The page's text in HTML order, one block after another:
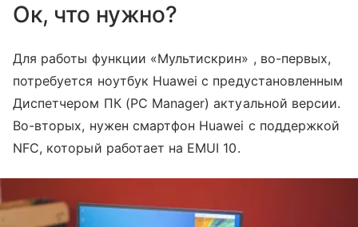
Ок, что нужно?
Для работы функции «‎Мультискрин» , во-первых,
потребуется ноутбук Huawei с предустановленным
Диспетчером ПК (PC Manager) актуальной версии.
Во-вторых, нужен смартфон Huawei с поддержкой
NFC, который работает на EMUI 10.